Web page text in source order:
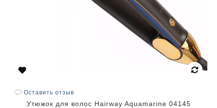
Оставить отзыв
Утюжок для волос Hairway Aquamarine 04145